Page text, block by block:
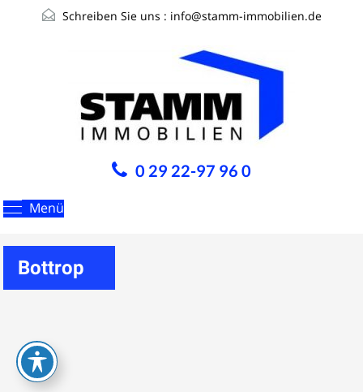
Schreiben Sie uns : info@stamm-immobilien.de
0 29 22-97 96 0
Menü
Bottrop